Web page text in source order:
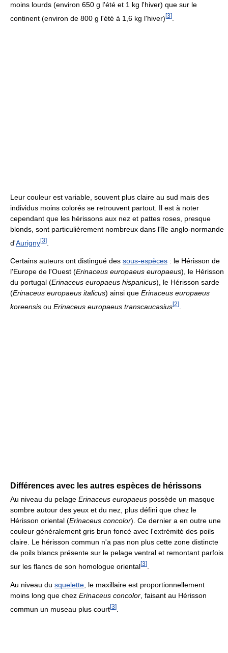
moins lourds (environ 650 g l'été et 1 kg l'hiver) que sur le
continent (environ de 800 g l'été à 1,6 kg l'hiver) [3]
Leur couleur est variable, souvent plus claire au sud mais des
individus moins colorés se retrouvent partout. Il est à noter
cependant que les hérissons aux nez et pattes roses, presque
blonds, sont particulièrement nombreux dans l'île anglo-normande
d'Aurigny[3]
Certains auteurs ont distingué des sous-espèces : le Hérisson de
l'Europe de l'Ouest (Erinaceus europaeus europaeus), le Hérisson
du portugal (Erinaceus europaeus hispanicus), le Hérisson sarde
(Erinaceus europaeus italicus) ainsi que Erinaceus europaeus
koreensis ou Erinaceus europaeus transcaucasius[2]
Différences avec les autres espèces de hérissons
Au niveau du pelage Erinaceus europaeus possède un masque
sombre autour des yeux et du nez, plus défini que chez le
Hérisson oriental (Erinaceus concolor). Ce dernier a en outre une
couleur généralement gris brun foncé avec l'extrémité des poils
claire. Le hérisson commun n'a pas non plus cette zone distincte
de poils blancs présente sur le pelage ventral et remontant parfois
sur les flancs de son homologue oriental[3]
Au niveau du squelette , le maxillaire est proportionnellement
moins long que chez Erinaceus concolor , faisant au Hérisson
commun un museau plus court[3]